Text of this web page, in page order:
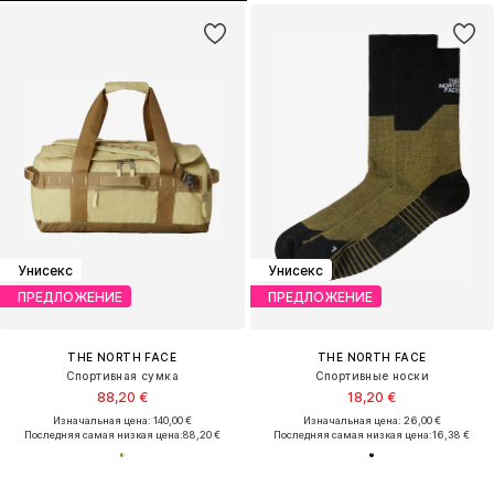
Унисекс
ПРЕДЛОЖЕНИЕ
THE NORTH FACE
Спортивная сумка
88,20 €
Изначальная цена: 140,00 €
Последняя самая низкая цена:88,20 €
Унисекс
ПРЕДЛОЖЕНИЕ
THE NORTH FACE
Спортивные носки
18,20 €
Изначальная цена: 26,00 €
Последняя самая низкая цена:16,38 €